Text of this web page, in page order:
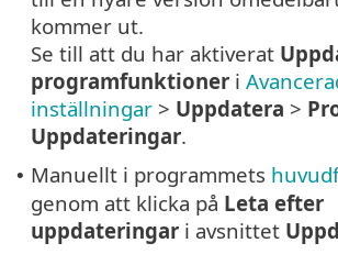
kommer ut.
Se till att du har aktiverat
programfunktioner i
inställningar > Uppdatera >
Uppdateringar.
• Manuellt i programmets
genom att klicka på Leta efter
uppdateringar i avsnittet